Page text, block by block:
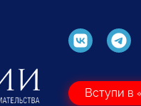
Вступи в